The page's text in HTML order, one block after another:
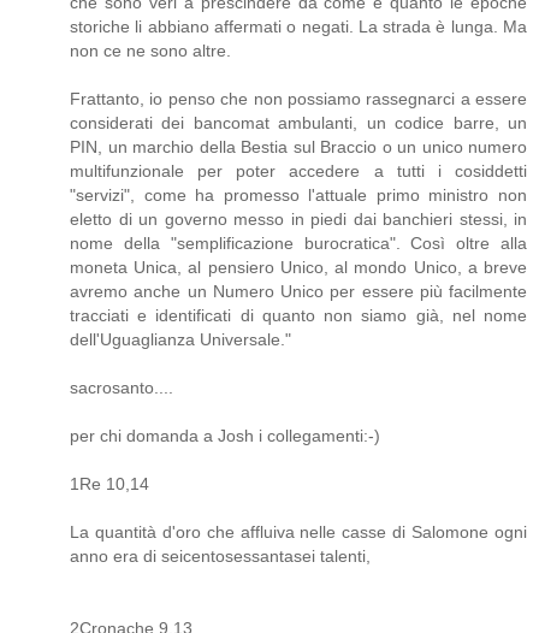
storiche li abbiano affermati o negati. La strada è lunga. Ma
non ce ne sono altre.
Frattanto, io penso che non possiamo rassegnarci a essere
considerati dei bancomat ambulanti, un codice barre, un
PIN, un marchio della Bestia sul Braccio o un unico numero
multifunzionale per poter accedere a tutti i cosiddetti
"servizi", come ha promesso l'attuale primo ministro non
eletto di un governo messo in piedi dai banchieri stessi, in
nome della "semplificazione burocratica". Così oltre alla
moneta Unica, al pensiero Unico, al mondo Unico, a breve
avremo anche un Numero Unico per essere più facilmente
tracciati e identificati di quanto non siamo già, nel nome
dell'Uguaglianza Universale."
sacrosanto....
per chi domanda a Josh i collegamenti:-)
1Re 10,14
La quantità d'oro che affluiva nelle casse di Salomone ogni
anno era di seicentosessantasei talenti,
2Cronache 9,13